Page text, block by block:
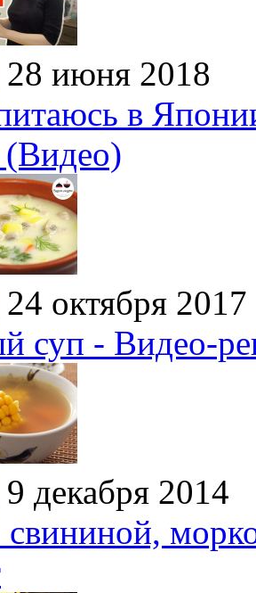
28 июня 2018
в
24 октября 2017
суп - Видео-
9 декабря 2014